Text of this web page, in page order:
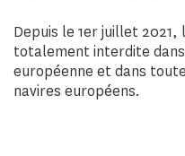
Depuis le 1er juillet
totalement interdite dans
européenne et dans
navires européens.